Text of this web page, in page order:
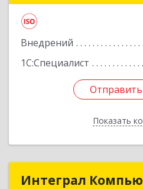
Внедрений
1С:Специалист
Отправить
Показать
Отправить
ИнтегралИнтеграл